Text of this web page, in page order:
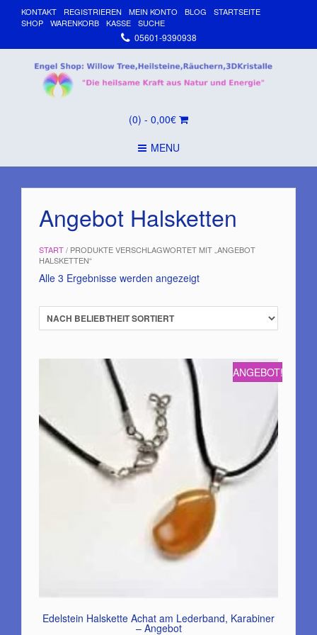
KONTAKT REGISTRIEREN MEIN KONTO BLOG
STARTSEITE
SHOP
WARENKORB KASSE SUCHE
05601-9390938
(0) - 0,00€
MENU
START/ PRODUKTE VERSCHLAGWORTET MIT „ANGEBOT
HALSKETTEN“
Angebot Halsketten
Alle 3 Ergebnisse werden angezeigtNach
sortiert
ANGEBOT!
Edelstein Halskette Achat am Lederband, Karabiner
– Angebot